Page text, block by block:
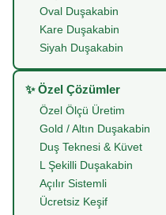
Oval Duşakabin
Kare Duşakabin
Siyah Duşakabin
✨ Özel Çözümler
Özel Ölçü Üretim
Gold / Altın Duşakabin
Duş Teknesi & Küvet
L Şekilli Duşakabin
Açılır Sistemli
Ücretsiz Keşif